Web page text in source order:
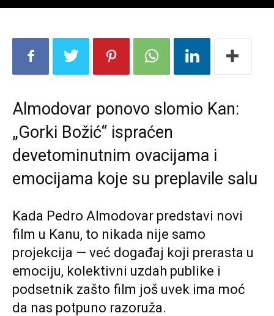
Almodovar ponovo slomio Kan:
„Gorki Božić“ ispraćen
devetominutnim ovacijama i
emocijama koje su preplavile salu
Kada Pedro Almodovar predstavi novi
film u Kanu, to nikada nije samo
projekcija — već događaj koji prerasta u
emociju, kolektivni uzdah publike i
podsetnik zašto film još uvek ima moć
da nas potpuno razoruža.